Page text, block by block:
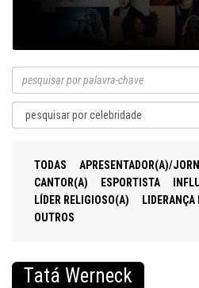
TODAS APRESENTADOR(A)/
CANTOR(A)
ESPORTISTA
LÍDER RELIGIOSO(A)
OUTROS
Tatá Werneck